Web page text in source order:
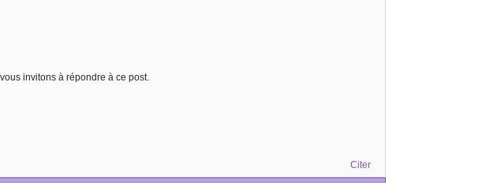
invitons à répondre à ce post.
Citer